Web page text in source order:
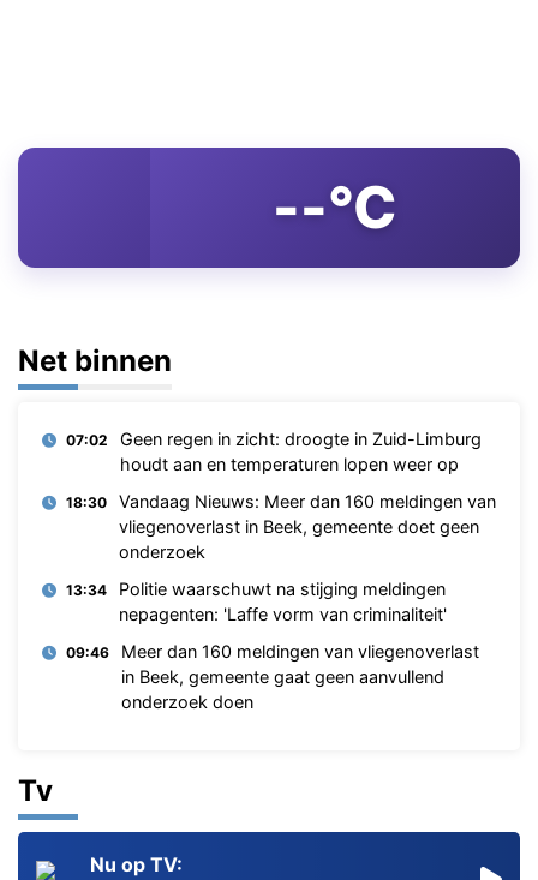
--°C
Net binnen
07:02
Geen regen in zicht: droogte in Zuid-Limburg
houdt aan en temperaturen lopen weer op
18:30
Vandaag Nieuws: Meer dan 160 meldingen van
vliegenoverlast in Beek, gemeente doet geen
onderzoek
13:34
Politie waarschuwt na stijging meldingen
nepagenten: 'Laffe vorm van criminaliteit'
09:46
Meer dan 160 meldingen van vliegenoverlast
in Beek, gemeente gaat geen aanvullend
onderzoek doen
Tv
Nu op TV: